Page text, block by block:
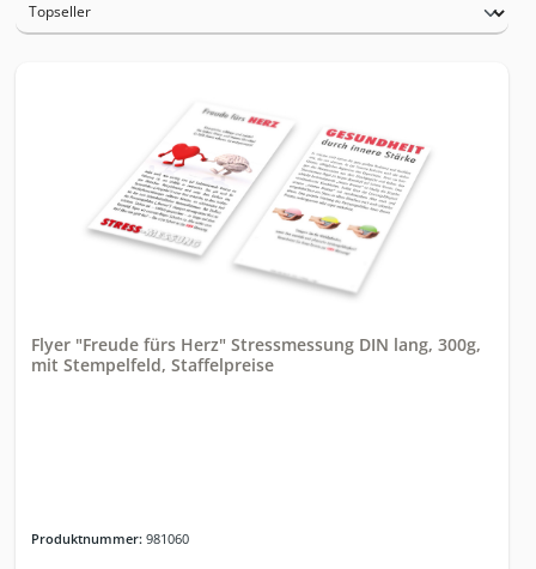
Flyer "Freude fürs Herz" Stressmessung DIN lang, 300g,
mit Stempelfeld, Staffelpreise
Produktnummer: 981060